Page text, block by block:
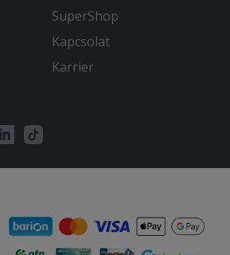
SuperShop
Kapcsolat
Karrier